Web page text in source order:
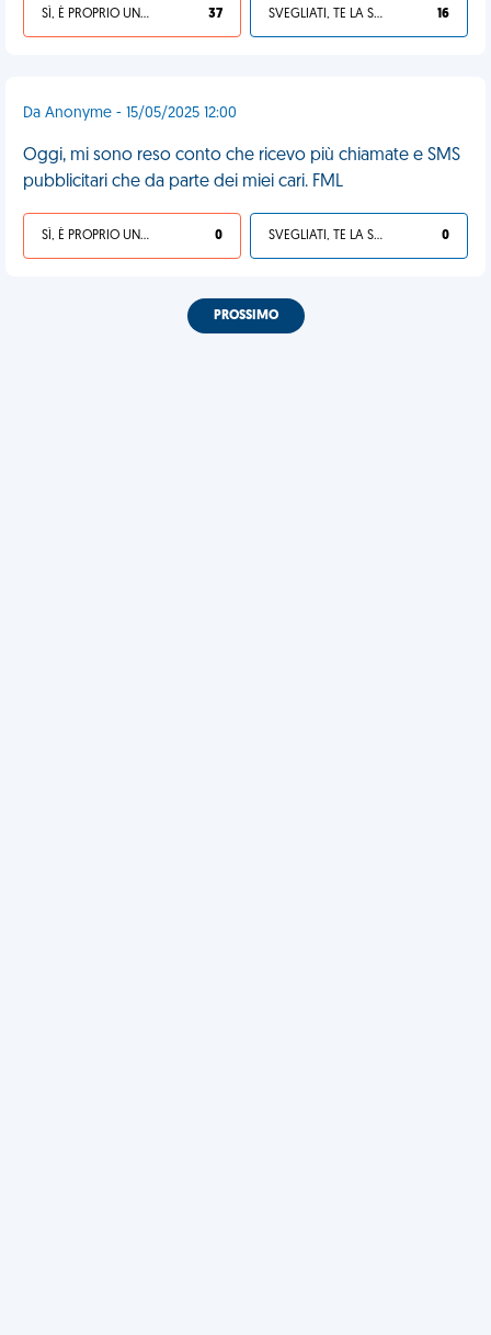
SÌ, È PROPRIO UNA VDM! 37 SVEGLIATI, TE LA SEI CERCATA! 16
Da Anonyme - 15/05/2025 12:00
Oggi, mi sono reso conto che ricevo più chiamate e SMS
pubblicitari che da parte dei miei cari. FML
SÌ, È PROPRIO UNA VDM! 0 SVEGLIATI, TE LA SEI CERCATA! 0
PROSSIMO